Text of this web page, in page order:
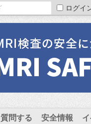
ログイ
質問する 安全情報